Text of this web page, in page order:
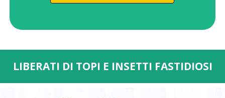
LIBERATI DI TOPI E INSETTI FASTIDIOSI